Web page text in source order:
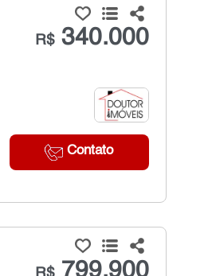
R$340.000
Contato